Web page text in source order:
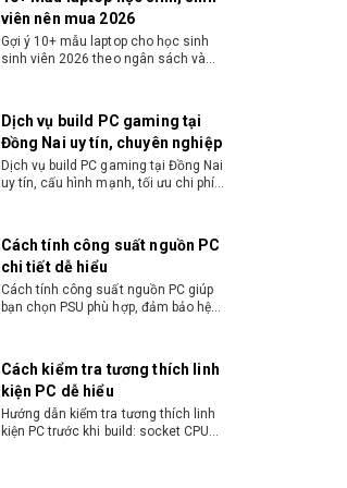
DDR5-5600 với cấu hình 2 thanh; DDR5-3600 với
hình 4 thanh
28 tổng / 24 khả dụng
A620, B650, B650E, B840, B850, X670, X670E,
AMD EXPO, Precision Boost 2, Precision Boost
Overdrive, AMD Ryzen Master
Có
Không kèm tản nhiệt
viên nên mua 2026
Gợi ý 10+ mẫu laptop cho học sinh
sinh viên 2026 theo ngân sách và
Dịch vụ build PC gaming tại
Đồng Nai uy tín, chuyên nghiệp
Dịch vụ build PC gaming tại Đồng Nai
uy tín, cấu hình mạnh, tối ưu chi phí,
Cách tính công suất nguồn PC
chi tiết dễ hiểu
Cách tính công suất nguồn PC giúp
bạn chọn PSU phù hợp, đảm bảo hệ
Cách kiểm tra tương thích linh
kiện PC dễ hiểu
Hướng dẫn kiểm tra tương thích linh
kiện PC trước khi build: socket CPU